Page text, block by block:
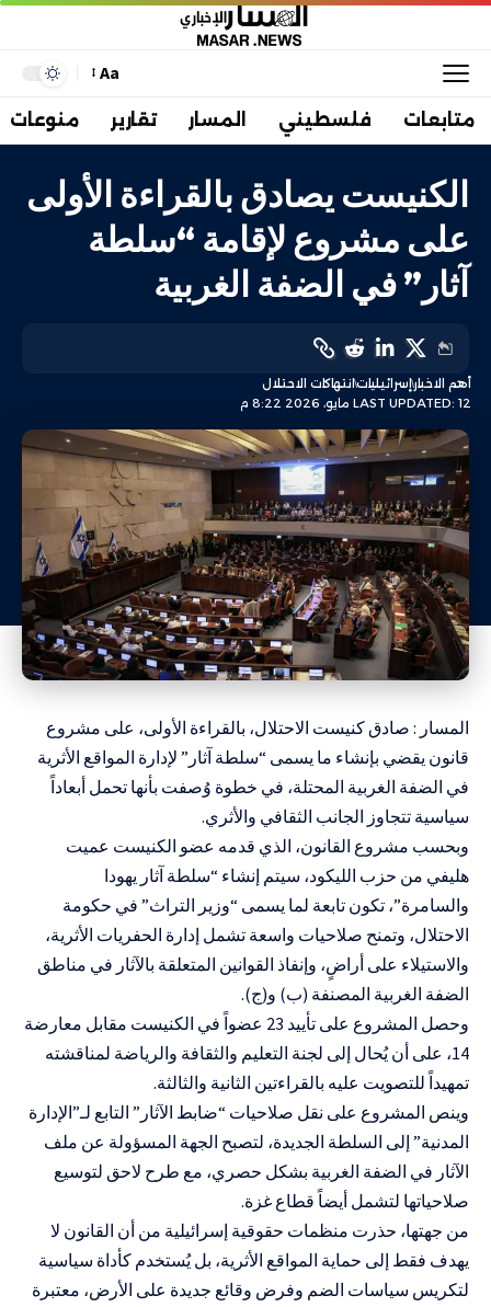
Aa
متابعات فلسطيني المسار تقارير منوعات
الكنيست يصادق بالقراءة الأولى
على مشروع لإقامة “سلطة
آثار” في الضفة الغربية
LAST UPDATED: 12 مايو، 2026 8:22 م
أهم الاخبارإسرائيلياتانتهاكات الاحتلال
المسار : صادق كنيست الاحتلال، بالقراءة الأولى، على مشروع
قانون يقضي بإنشاء ما يسمى “سلطة آثار” لإدارة المواقع الأثرية
في الضفة الغربية المحتلة، في خطوة وُصفت بأنها تحمل أبعاداً
سياسية تتجاوز الجانب الثقافي والأثري.
وبحسب مشروع القانون، الذي قدمه عضو الكنيست عميت
هليفي من حزب الليكود، سيتم إنشاء “سلطة آثار يهودا
والسامرة”، تكون تابعة لما يسمى “وزير التراث” في حكومة
الاحتلال، وتمنح صلاحيات واسعة تشمل إدارة الحفريات الأثرية،
والاستيلاء على أراضٍ، وإنفاذ القوانين المتعلقة بالآثار في مناطق
الضفة الغربية المصنفة (ب) و(ج).
وحصل المشروع على تأييد 23 عضواً في الكنيست مقابل معارضة
14، على أن يُحال إلى لجنة التعليم والثقافة والرياضة لمناقشته
تمهيداً للتصويت عليه بالقراءتين الثانية والثالثة.
وينص المشروع على نقل صلاحيات “ضابط الآثار” التابع لـ”الإدارة
المدنية” إلى السلطة الجديدة، لتصبح الجهة المسؤولة عن ملف
الآثار في الضفة الغربية بشكل حصري، مع طرح لاحق لتوسيع
صلاحياتها لتشمل أيضاً قطاع غزة.
من جهتها، حذرت منظمات حقوقية إسرائيلية من أن القانون لا
يهدف فقط إلى حماية المواقع الأثرية، بل يُستخدم كأداة سياسية
لتكريس سياسات الضم وفرض وقائع جديدة على الأرض، معتبرة